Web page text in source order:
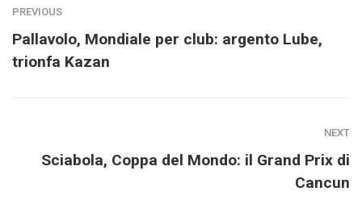
PREVIOUS
Pallavolo, Mondiale per club: argento Lube,
trionfa Kazan
NEXT
Sciabola, Coppa del Mondo: il Grand Prix di
Cancun